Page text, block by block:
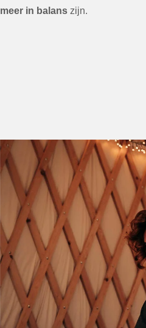
meer in balans zijn.